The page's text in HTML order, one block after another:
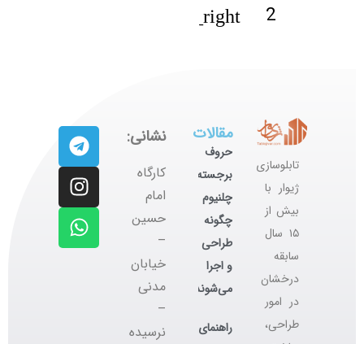
2
تابلوسازی
ژیوار با
بیش از
۱۵ سال
سابقه
درخشان
در امور
طراحی،
مقالات
حروف
برجسته
چلنیوم
چگونه
طراحی
و اجرا
می‌شوند؟
راهنمای
نشانی:
کارگاه
‌امام
حسین
–
خیابان
مدنی
–
نرسیده